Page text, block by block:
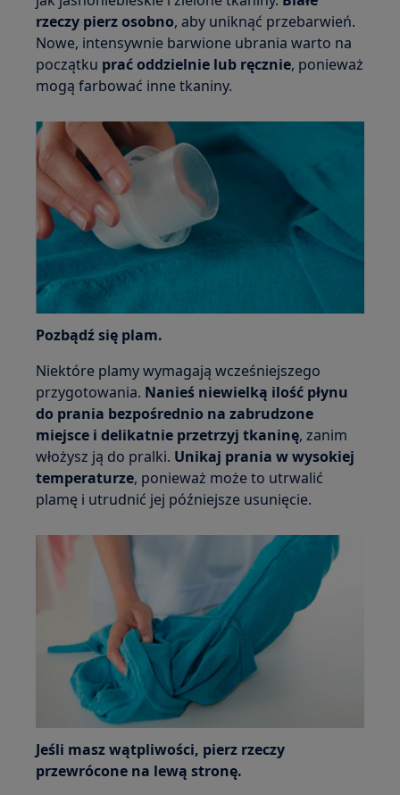
rzeczy pierz osobno, aby uniknąć przebarwień.
Nowe, intensywnie barwione ubrania warto na
początku prać oddzielnie lub ręcznie, ponieważ
mogą farbować inne tkaniny.
Pozbądź się plam.
Niektóre plamy wymagają wcześniejszego
przygotowania. Nanieś niewielką ilość płynu
do prania bezpośrednio na zabrudzone
miejsce i delikatnie przetrzyj tkaninę, zanim
włożysz ją do pralki. Unikaj prania w wysokiej
temperaturze, ponieważ może to utrwalić
plamę i utrudnić jej późniejsze usunięcie.
Jeśli masz wątpliwości, pierz rzeczy
przewrócone na lewą stronę.